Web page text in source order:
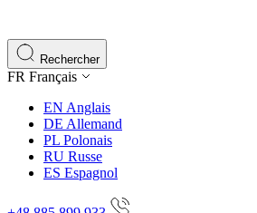
Rechercher
FR Français
EN Anglais
DE Allemand
PL Polonais
RU Russe
ES Espagnol